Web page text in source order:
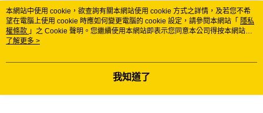
熱門標籤
本網站中使用 cookie，欲查詢有關本網站使用 cookie 方式之詳情，及若您不希
望在電腦上使用 cookie 時應如何變更電腦的 cookie 設定，請參閱本網站「 隱私
權條款 」之 Cookie 聲明。您繼續使用本網站即表示您同意本公司得按本網站使
用條款之 Cookie 聲明使用 cookie。
了解更多 >
我知道了